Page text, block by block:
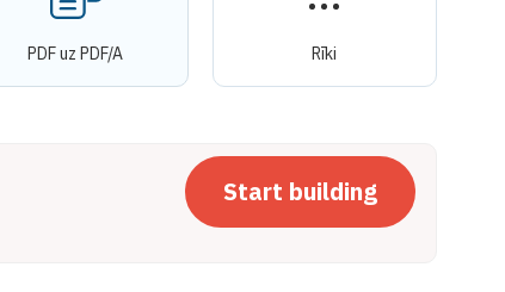
PDF uz PDF/A Rīki
Start building